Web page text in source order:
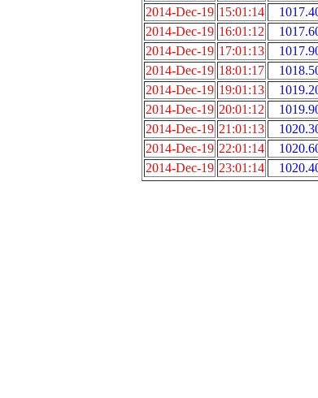
2014-Dec-19 15:01:14
2014-Dec-19 16:01:12
2014-Dec-19 17:01:13
2014-Dec-19 18:01:17
2014-Dec-19 19:01:13
2014-Dec-19 20:01:12
2014-Dec-19 21:01:13
2014-Dec-19 22:01:14
2014-Dec-19 23:01:14